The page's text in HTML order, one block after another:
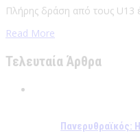
Πλήρης δράση από τους U13
Read More
Τελευταία Άρθρα
Πανερυθραϊκός: